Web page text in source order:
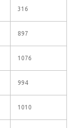
316
897
1076
994
1010